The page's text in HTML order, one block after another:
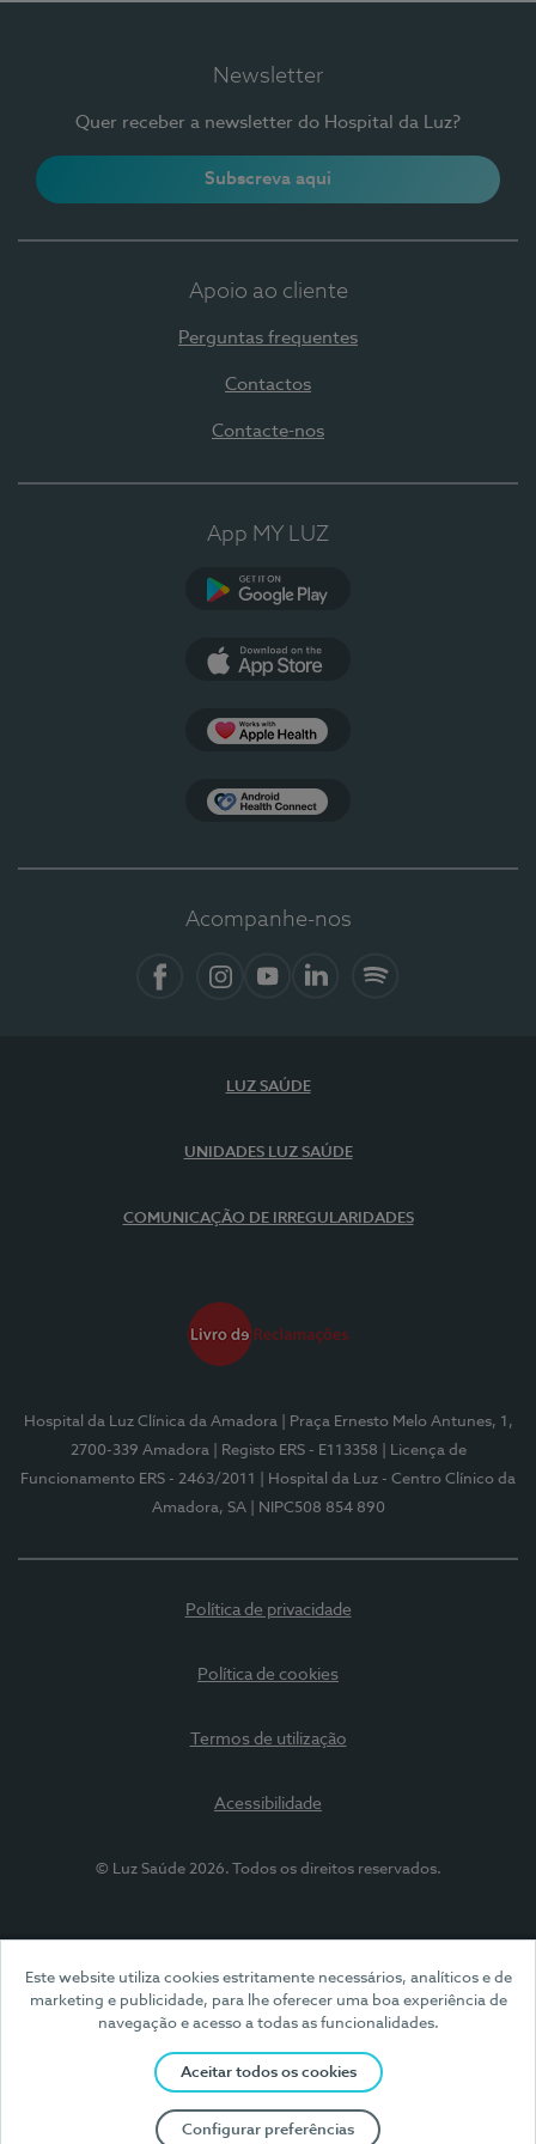
Este website utiliza cookies estritamente necessários, analíticos e de
marketing e publicidade, para lhe oferecer uma boa experiência de
navegação e acesso a todas as funcionalidades.
Aceitar todos os cookies
Configurar preferências
Newsletter
Quer receber a newsletter do Hospital da Luz?
Subscreva aqui
Apoio ao cliente
Perguntas frequentes
Contactos
Contacte-nos
App MY LUZ
Acompanhe-nos
LUZ SAÚDE
UNIDADES LUZ SAÚDE
COMUNICAÇÃO DE IRREGULARIDADES
Hospital da Luz Clínica da Amadora
| Praça Ernesto Melo Antunes, 1,
2700-339 Amadora
| Registo ERS - E113358
| Licença de
Funcionamento ERS - 2463/2011
| Hospital da Luz - Centro Clínico da
Amadora, SA
| NIPC508 854 890
Política de privacidade
Política de cookies
Termos de utilização
Acessibilidade
© Luz Saúde 2026. Todos os direitos reservados.